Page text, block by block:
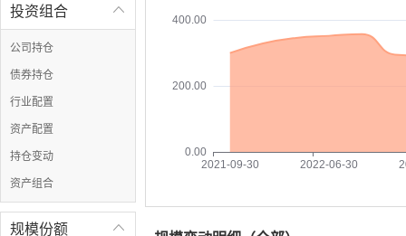

投资组合
公司持仓
债券持仓
行业配置
资产配置
持仓变动
资产组合

规模份额
0.00
200.00
400.00
2021-09-30 2022-06-30